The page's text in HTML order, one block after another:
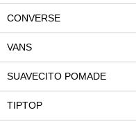
CONVERSE
VANS
SUAVECITO POMADE
TIPTOP